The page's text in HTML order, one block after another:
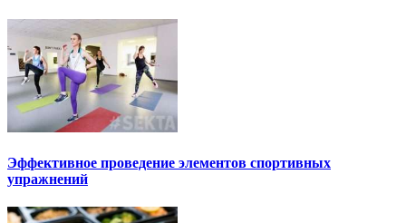
Эффективное проведение элементов спортивных
упражнений